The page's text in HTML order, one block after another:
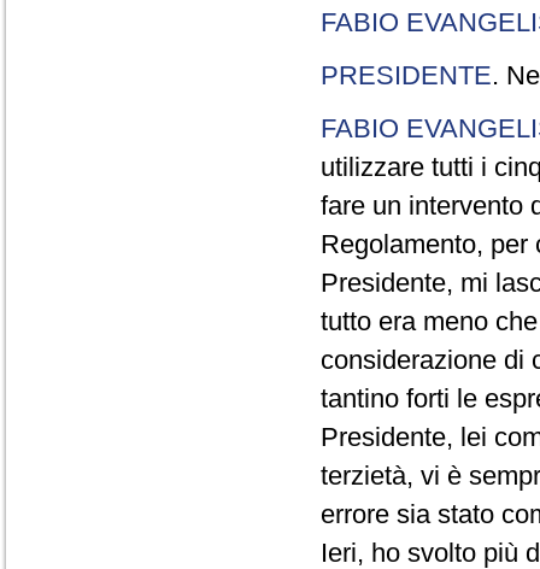
FABIO
PRESIDENTE.
FABIO
utilizzare tutti i
fare un intervento
Regolamento, per
Presidente, mi
tutto era meno
considerazione di
tantino forti le
Presidente, lei
terzietà, vi è
errore sia stato
Ieri, ho svolto più